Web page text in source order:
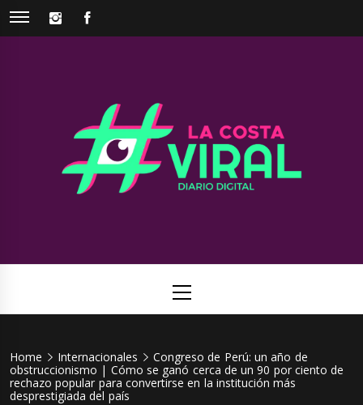
Skip
INSTAGRAM
Viral
Menu
Home Internacionales
Congreso de Perú: un año de
obstruccionismo | Cómo se ganó cerca de un 90 por ciento de
rechazo popular para convertirse en la institución más
desprestigiada del país